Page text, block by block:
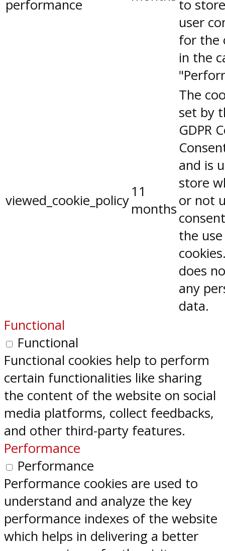
performance
to
user
for the
in the
viewed_cookie_policy
11
months
The
set by
GDPR
and is
store
or not
the
does
any
data.
Functional
Functional
Functional cookies help to perform
certain functionalities like sharing
the content of the website on social
media platforms, collect feedbacks,
and other third-party features.
Performance
Performance
Performance cookies are used to
understand and analyze the key
performance indexes of the website
which helps in delivering a better